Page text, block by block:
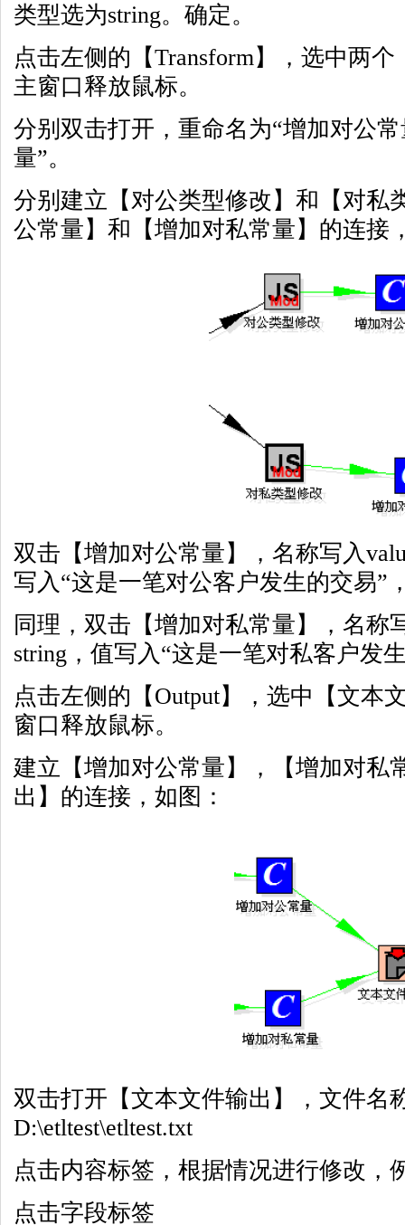
类型选为string。确定。
点击左侧的【Transform】，选中两
主窗口释放鼠标。
分别双击打开，重命名为“增加对公
量”。
分别建立【对公类型修改】和【对私
公常量】和【增加对私常量】的连接
双击【增加对公常量】，名称写入
写入“这是一笔对公客户发生的交易”
同理，双击【增加对私常量】，名称
string，值写入“这是一笔对私客户发
点击左侧的【Output】，选中【文本
窗口释放鼠标。
建立【增加对公常量】，【增加对私
出】的连接，如图：
双击打开【文本文件输出】，文件名
D:\etltest\etltest.txt
点击内容标签，根据情况进行修改，
点击字段标签